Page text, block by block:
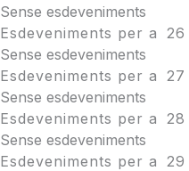
Sense esdeveniments
Esdeveniments per a
26
Sense esdeveniments
Esdeveniments per a
27
Sense esdeveniments
Esdeveniments per a
28
Sense esdeveniments
Esdeveniments per a
29